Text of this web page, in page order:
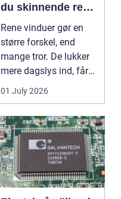
du skinnende rene
ruder året rundt
Rene vinduer gør en
større forskel, end
mange tror. De lukker
mere dagslys ind, får
hjem og erhvervs...
01 July 2026